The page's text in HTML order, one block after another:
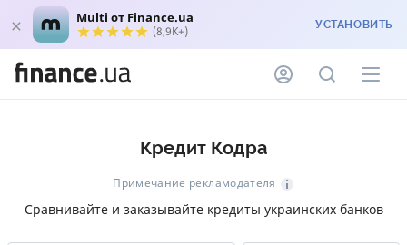
Multi от Finance.ua
(8,9K+) УСТАНОВИТЬ
Кредит Кодра
Примечание рекламодателя
Сравнивайте и заказывайте кредиты украинских банков